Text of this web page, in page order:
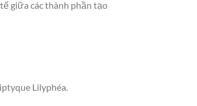
giữa các thành phần tạo
Lilyphéa.